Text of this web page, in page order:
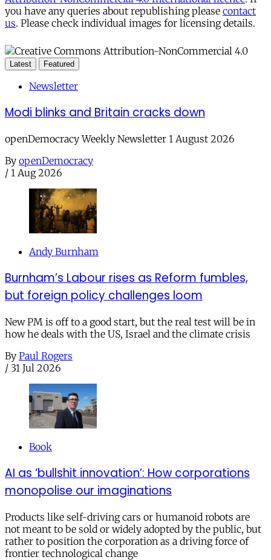
you have any queries about republishing please contact
us. Please check individual images for licensing details.
Latest Featured
Newsletter
Modi blinks and Britain cracks down
openDemocracy Weekly Newsletter 1 August 2026
By openDemocracy
/ 1 Aug 2026
Andy Burnham
Burnham’s Labour rises as Reform fumbles,
but foreign policy challenges loom
New PM is off to a good start, but the real test will be in
how he deals with the US, Israel and the climate crisis
By Paul Rogers
/ 31 Jul 2026
Book
AI as ‘bullshit innovation’: How corporations
monopolise our imaginations
Products like self-driving cars or humanoid robots are
not meant to be sold or widely adopted by the public, but
rather to position the corporation as a driving force of
frontier technological change